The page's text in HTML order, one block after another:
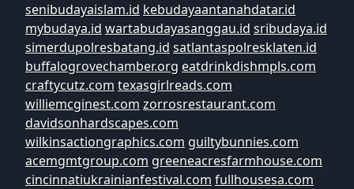
senibudayaislam.id kebudayaantanahdatar.id
mybudaya.id wartabudayasanggau.id sribudaya.id
simerdupolresbatang.id satlantaspolresklaten.id
buffalogrovechamber.org eatdrinkdishmpls.com
craftycutz.com texasgirlreads.com
williemcginest.com zorrosrestaurant.com
davidsonhardscapes.com
wilkinsactiongraphics.com guiltybunnies.com
acemgmtgroup.com greeneacresfarmhouse.com
cincinnatiukrainianfestival.com fullhousesa.com